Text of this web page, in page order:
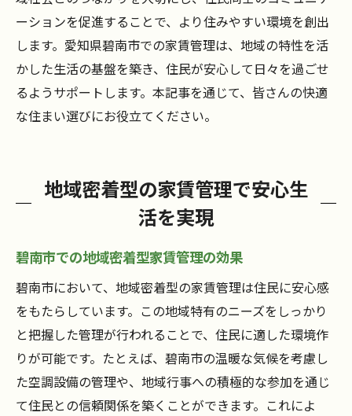
ーションを促進することで、より住みやすい環境を創出
します。愛知県碧南市での家賃管理は、地域の特性を活
かした生活の基盤を築き、住民が安心して日々を過ごせ
るようサポートします。本記事を通じて、皆さんの快適
な住まい選びにお役立てください。
地域密着型の家賃管理で安心生
活を実現
碧南市での地域密着型家賃管理の効果
碧南市において、地域密着型の家賃管理は住民に安心感
をもたらしています。この地域特有のニーズをしっかり
と把握した管理が行われることで、住民に適した環境作
りが可能です。たとえば、碧南市の温暖な気候を考慮し
た空調設備の管理や、地域行事への積極的な参加を通じ
て住民との信頼関係を築くことができます。これによ